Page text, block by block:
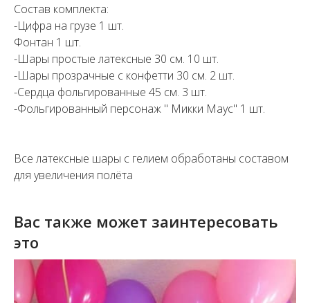
Состав комплекта:
-Цифра на грузе 1 шт.
Фонтан 1 шт.
-Шары простые латексные 30 см. 10 шт.
-Шары прозрачные с конфетти 30 см. 2 шт.
-Сердца фольгированные 45 см. 3 шт.
-Фольгированный персонаж " Микки Маус" 1 шт.
Все латексные шары с гелием обработаны составом
для увеличения полёта
Вас также может заинтересовать
это